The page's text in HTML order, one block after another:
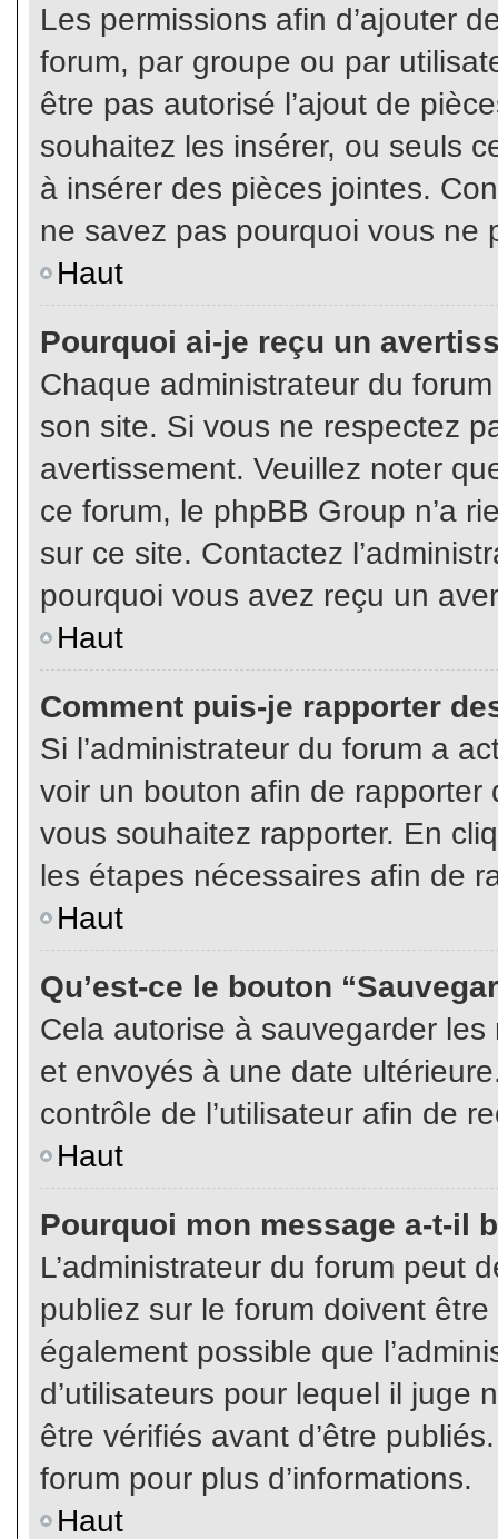
Les permissions afin d’ajouter
forum, par groupe ou par
être pas autorisé l’ajout de
souhaitez les insérer, ou seuls
à insérer des pièces jointes.
ne savez pas pourquoi vous ne
Haut
Pourquoi ai-je reçu un
Chaque administrateur du
son site. Si vous ne respectez
avertissement. Veuillez noter
ce forum, le phpBB Group n’a
sur ce site. Contactez
pourquoi vous avez reçu un
Haut
Comment puis-je rapporter
Si l’administrateur du forum a
voir un bouton afin de
vous souhaitez rapporter. En
les étapes nécessaires afin de
Haut
Qu’est-ce le bouton
Cela autorise à sauvegarder
et envoyés à une date
contrôle de l’utilisateur afin de
Haut
Pourquoi mon message a-t-il
L’administrateur du forum peut
publiez sur le forum doivent
également possible que
d’utilisateurs pour lequel il juge
être vérifiés avant d’être
forum pour plus d’informations.
Haut